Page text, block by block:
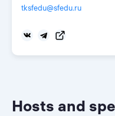
tksfedu@sfedu.ru
Hosts and